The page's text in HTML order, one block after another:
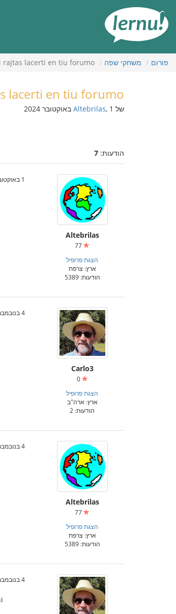
העניינים
פורום משחקי שפה rajtas lacerti en tiu forumo ?
lacerti en tiu forumo ?
של Altebrilas, 1 באוקטובר 2024
הודעות: 7
Altebrilas
הצגת פרופיל
ארץ: צרפת
הודעות: 5389
1 באוקטובר 2024, 15:48:41
Carlo3
0
הצגת פרופיל
ארץ: ארה"ב
הודעות: 2
4 בנובמבר 2024, 15:29:24
Altebrilas
הצגת פרופיל
ארץ: צרפת
הודעות: 5389
4 בנובמבר 2024, 19:55:45
4 בנובמבר 2024, 20:46:29